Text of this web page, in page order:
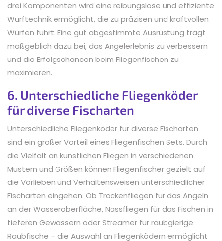
drei Komponenten wird eine reibungslose und effiziente
Wurftechnik ermöglicht, die zu präzisen und kraftvollen
Würfen führt. Eine gut abgestimmte Ausrüstung trägt
maßgeblich dazu bei, das Angelerlebnis zu verbessern
und die Erfolgschancen beim Fliegenfischen zu
maximieren.
6. Unterschiedliche Fliegenköder
für diverse Fischarten
Unterschiedliche Fliegenköder für diverse Fischarten
sind ein großer Vorteil eines Fliegenfischen Sets. Durch
die Vielfalt an künstlichen Fliegen in verschiedenen
Mustern und Größen können Fliegenfischer gezielt auf
die Vorlieben und Verhaltensweisen unterschiedlicher
Fischarten eingehen. Ob Trockenfliegen für das Angeln
an der Wasseroberfläche, Nassfliegen für das Fischen in
tieferen Gewässern oder Streamer für raubgierige
Raubfische – die Auswahl an Fliegenködern ermöglicht